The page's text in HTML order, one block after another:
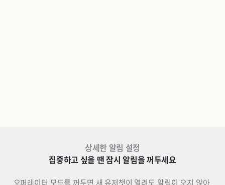
상세한 알림 설정
집중하고 싶을 땐 잠시 알림을 꺼두세요
오퍼레이터 모드를 꺼두면 새 유저챗이 열려도 알림이 오지 않아